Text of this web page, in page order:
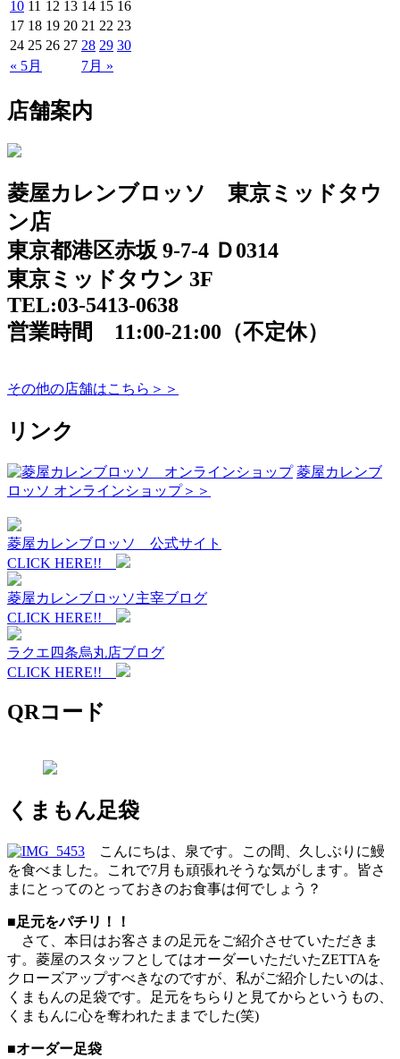
« 5月 7月 »
10 11 12 13 14 15 16
17 18 19 20 21 22 23
24 25 26 27 28 29 30
店舗案内
菱屋カレンブロッソ 東京ミッドタウ
ン店
東京都港区赤坂 9-7-4 Ｄ0314
東京ミッドタウン 3F
TEL:03-5413-0638
営業時間 11:00-21:00（不定休）
その他の店舗はこちら＞＞
リンク
菱屋カレンブ
ロッソ オンラインショップ＞＞
菱屋カレンブロッソ 公式サイト
CLICK HERE!!
菱屋カレンブロッソ主宰ブログ
CLICK HERE!!
ラクエ四条烏丸店ブログ
CLICK HERE!!
QRコード
くまもん足袋
こんにちは、泉です。この間、久しぶりに鰻
を食べました。これで7月も頑張れそうな気がします。皆さ
まにとってのとっておきのお食事は何でしょう？
■足元をパチリ！！
さて、本日はお客さまの足元をご紹介させていただきま
す。菱屋のスタッフとしてはオーダーいただいたZETTAを
クローズアップすべきなのですが、私がご紹介したいのは、
くまもんの足袋です。足元をちらりと見てからというもの、
くまもんに心を奪われたままでした(笑)
■オーダー足袋